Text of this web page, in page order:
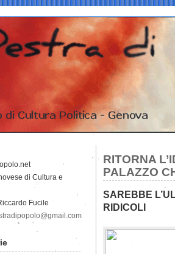
RITORNA
PALAZZO
SAREBBE
RIDICOLI
di Cultura e
Fucile